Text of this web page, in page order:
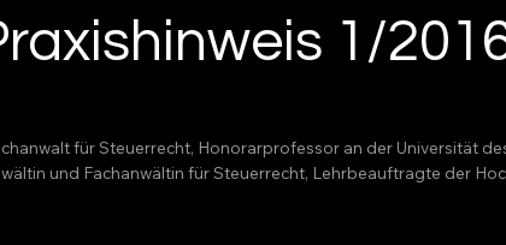
1/
für Steuerrecht, Honorarprofessor an der Universität
und Fachanwältin für Steuerrecht, Lehrbeauftragte der